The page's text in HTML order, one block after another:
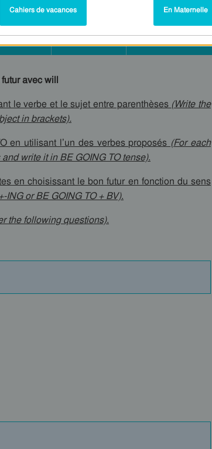
liées Jeux en ligne
avec will
le verbe et le sujet entre parenthèses (Write the
in brackets).
en utilisant l’un des verbes proposés (For each
write it in BE GOING TO tense).
en choisissant le bon futur en fonction du sens
ING or BE GOING TO + BV).
the following questions).
Cahiers de vacances En Maternelle